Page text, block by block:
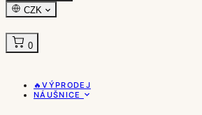
CZK
0
🔥VÝPRODEJ
NÁUŠNICE